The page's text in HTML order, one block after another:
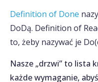
Definition of Done
DoDą. Definition of
to, żeby nazywać je
Nasze „drzwi” to lista
każde wymaganie,